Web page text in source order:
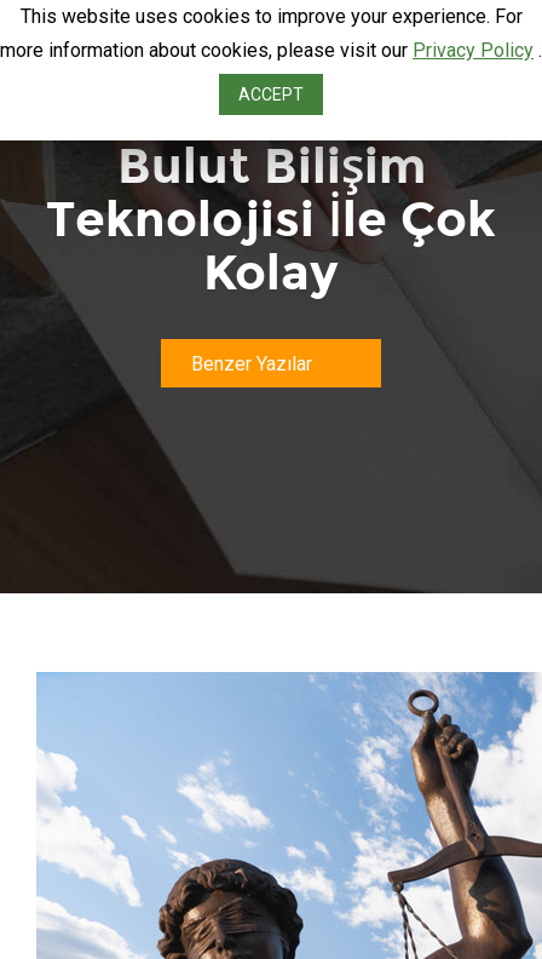
Alacak Takibi
Bulut Bilişim
Teknolojisi İle Çok
Kolay
Benzer Yazılar
This website uses cookies to improve your experience. For
more information about cookies, please visit our Privacy Policy .
ACCEPT